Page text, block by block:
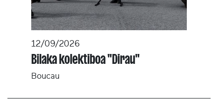
12/09/2026
Bilaka kolektiboa "Dirau"
Boucau